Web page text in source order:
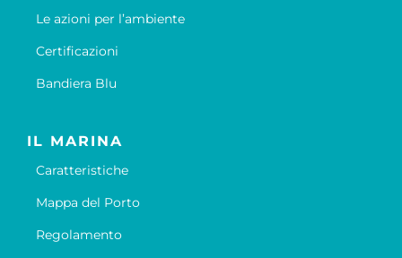
Le azioni per l’ambiente
Certificazioni
Bandiera Blu
IL MARINA
Caratteristiche
Mappa del Porto
Regolamento